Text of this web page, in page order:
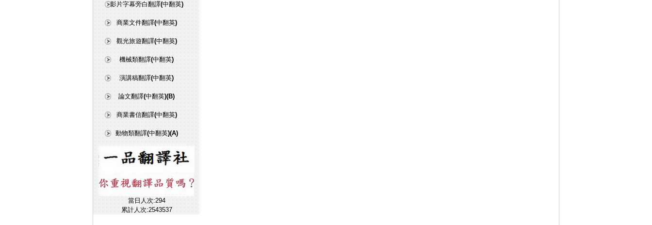
影片字幕旁白翻譯(中翻英)
商業文件翻譯(中翻英)
觀光旅遊翻譯(中翻英)
機械類翻譯(中翻英)
演講稿翻譯(中翻英)
論文翻譯(中翻英)(B)
商業書信翻譯(中翻英)
動物類翻譯(中翻英)(A)
當日人次:294
累計人次:2543537